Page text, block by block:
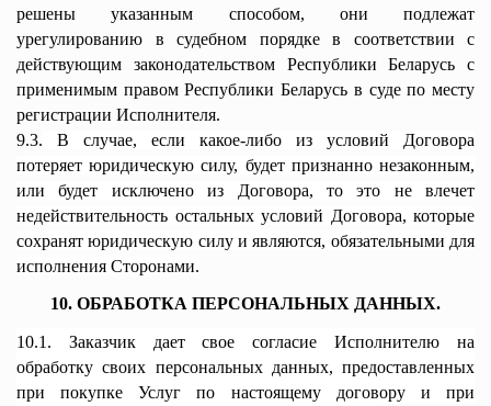
решены указанным способом, они подлежат
урегулированию в судебном порядке в соответствии с
действующим законодательством Республики Беларусь с
применимым правом Республики Беларусь в суде по месту
регистрации Исполнителя.
9.3. В случае, если какое-либо из условий Договора
потеряет юридическую силу, будет признанно незаконным,
или будет исключено из Договора, то это не влечет
недействительность остальных условий Договора, которые
сохранят юридическую силу и являются, обязательными для
исполнения Сторонами.
10. ОБРАБОТКА ПЕРСОНАЛЬНЫХ ДАННЫХ.
10.1. Заказчик дает свое согласие Исполнителю на
обработку своих персональных данных, предоставленных
при покупке Услуг по настоящему договору и при